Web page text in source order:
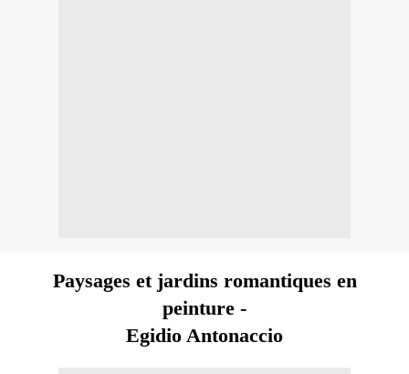
Paysages et jardins romantiques en
peinture -
Egidio Antonaccio